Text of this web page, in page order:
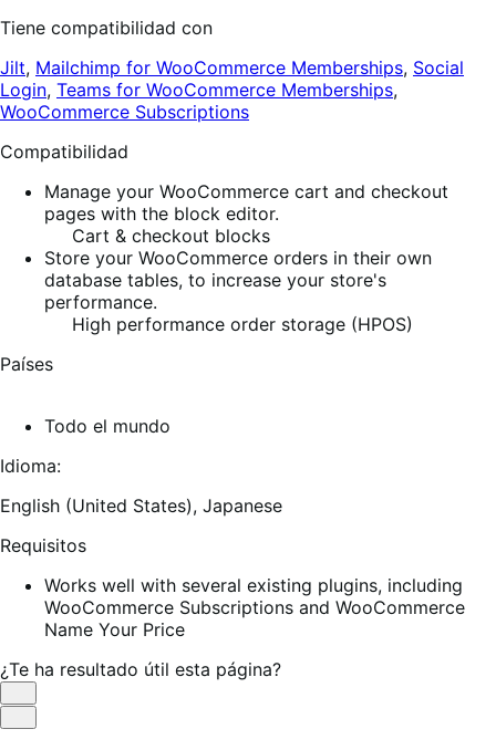
Tiene compatibilidad con
Jilt, Mailchimp for WooCommerce Memberships, Social
Login, Teams for WooCommerce Memberships,
WooCommerce Subscriptions
Compatibilidad
Manage your WooCommerce cart and checkout
pages with the block editor.
Cart & checkout blocks
Store your WooCommerce orders in their own
database tables, to increase your store's
performance.
High performance order storage (HPOS)
Países
Todo el mundo
Idioma:
English (United States), Japanese
Requisitos
Works well with several existing plugins, including
WooCommerce Subscriptions and WooCommerce
Name Your Price
¿Te ha resultado útil esta página?
Es
útil
No